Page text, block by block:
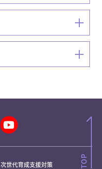
次世代育成支援対策